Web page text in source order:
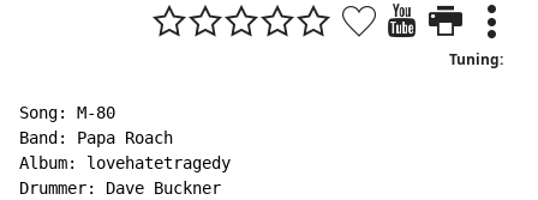
Tuning:
Song: M-80
Band: Papa Roach
Album: lovehatetragedy
Drummer: Dave Buckner